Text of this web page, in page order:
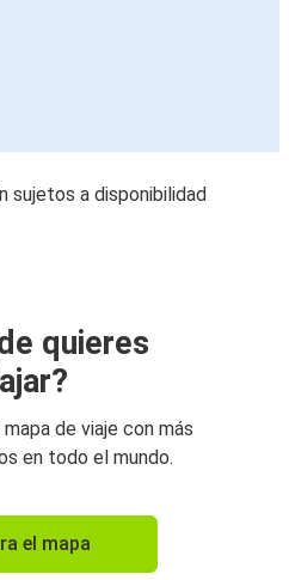
sujetos a disponibilidad
quieres
de viaje con más
en todo el mundo.
el mapa